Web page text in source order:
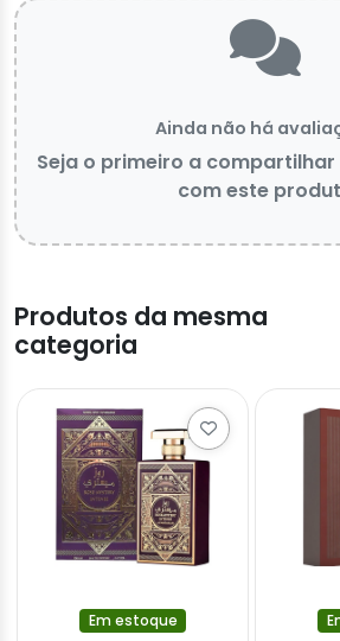
Ainda não há
Seja o primeiro a
com este
Produtos da mesma
categoria
Em estoque